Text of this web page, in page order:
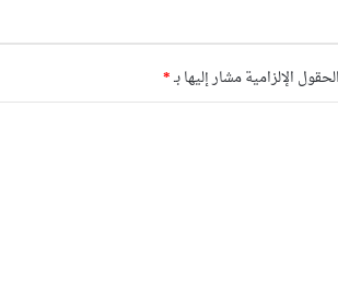
الحقول الإلزامية مشار إليها بـ*